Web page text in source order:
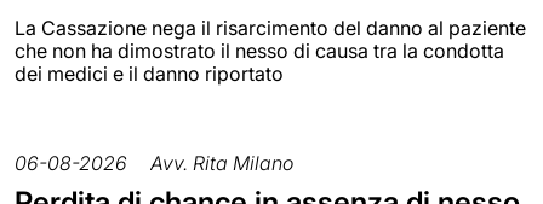
La Cassazione nega il risarcimento del danno al paziente
che non ha dimostrato il nesso di causa tra la condotta
dei medici e il danno riportato
06-08-2026 Avv. Rita Milano